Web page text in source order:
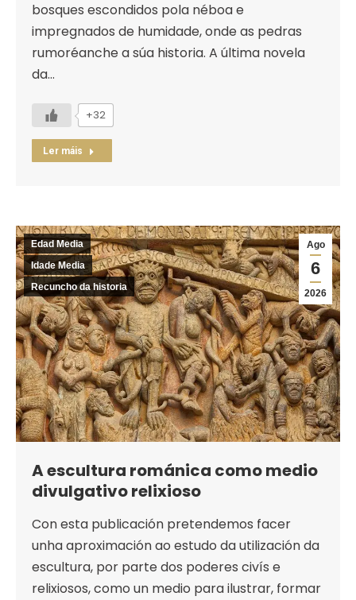
bosques escondidos pola néboa e
impregnados de humidade, onde as pedras
rumoréanche a súa historia. A última novela
da…
+32
Ler máis
Ago
6
2026
Edad Media
Idade Media
Recuncho da historia
A escultura románica como medio
divulgativo relixioso
Con esta publicación pretendemos facer
unha aproximación ao estudo da utilización da
escultura, por parte dos poderes civís e
relixiosos, como un medio para ilustrar, formar